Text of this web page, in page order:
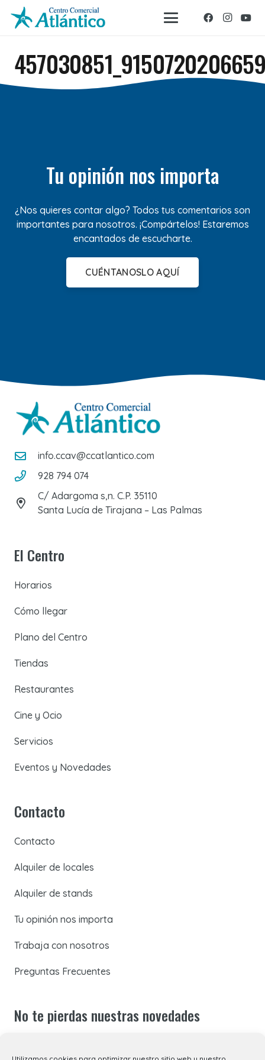
Tu opinión nos importa
¿Nos quieres contar algo? Todos tus comentarios son
importantes para nosotros. ¡Compártelos! Estaremos
encantados de escucharte.
CUÉNTANOSLO AQUÍ
info.ccav@ccatlantico.com
928 794 074
C/ Adargoma s,n. C.P. 35110
Santa Lucía de Tirajana – Las Palmas
El Centro
Horarios
Cómo llegar
Plano del Centro
Tiendas
Restaurantes
Cine y Ocio
Servicios
Eventos y Novedades
Contacto
Contacto
Alquiler de locales
Alquiler de stands
Tu opinión nos importa
Trabaja con nosotros
Preguntas Frecuentes
No te pierdas nuestras novedades